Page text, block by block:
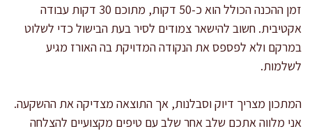
זמן ההכנה הכולל הוא כ-50 דקות, מתוכם 30 דקות עבודה
אקטיבית. חשוב להישאר צמודים לסיר בעת הבישול כדי לשלוט
במרקם ולא לפספס את הנקודה המדויקת בה האורז מגיע
לשלמות.
המתכון מצריך דיוק וסבלנות, אך התוצאה מצדיקה את ההשקעה.
אני מלווה אתכם שלב אחר שלב עם טיפים מקצועיים להצלחה